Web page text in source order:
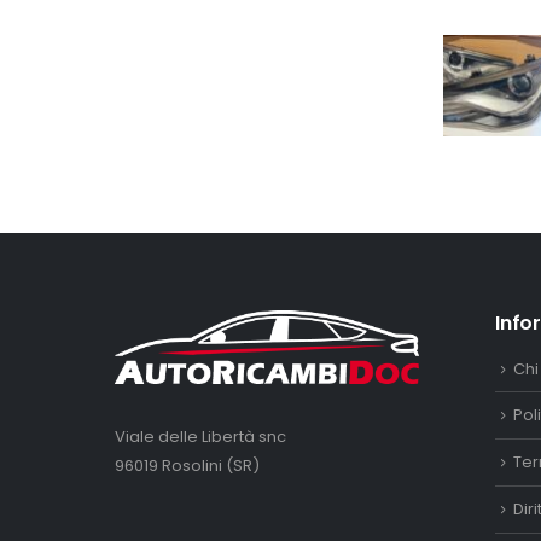
Viale delle Libertà snc
96019 Rosolini (SR)